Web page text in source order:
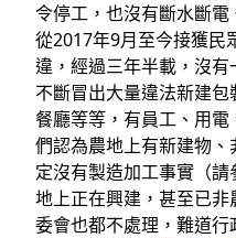
令停工，也沒有斷水斷電
從2017年9月至今接獲民
違，經過三年半載，沒
不斷冒出大量違法新建包
餐廳等等，有員工、用
們認為農地上有新建物
定沒有製造加工事實（
地上正在興建，甚至已
委會也都不處理，難道